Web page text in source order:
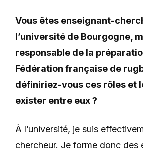
Vous êtes enseignant-
l’université de Bourgogne,
responsable de la
Fédération française de
définiriez-vous ces rôles et
exister entre eux ?
À l’université, je suis
chercheur. Je forme donc des